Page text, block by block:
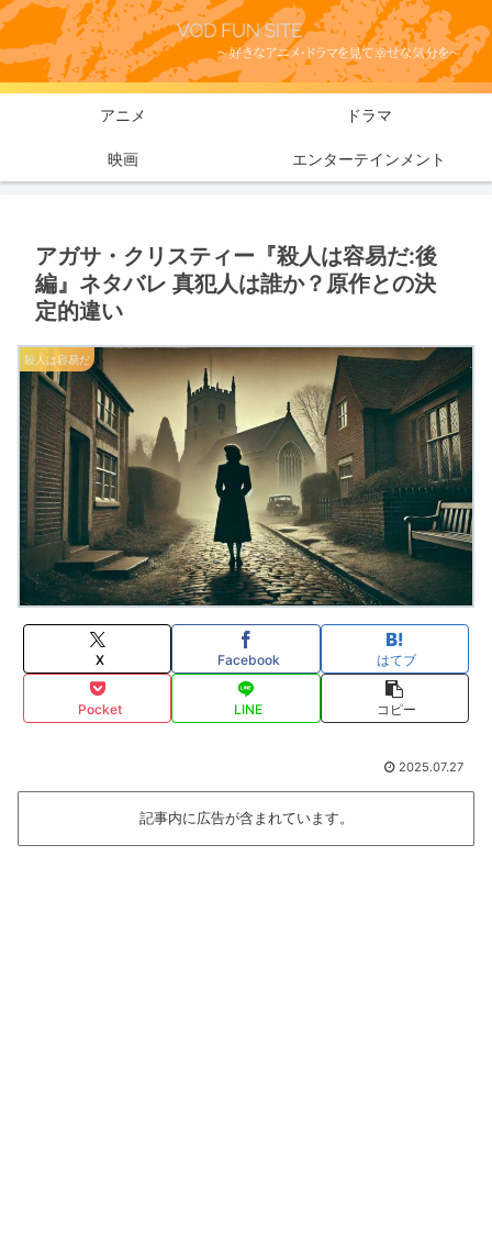
アニメ ドラマ
映画 エンターテインメント
アガサ・クリスティー『殺人は容易だ:後
編』ネタバレ 真犯人は誰か？原作との決
定的違い
殺人は容易だ
X Facebook はてブ
Pocket LINE コピー
2025.07.27
記事内に広告が含まれています。